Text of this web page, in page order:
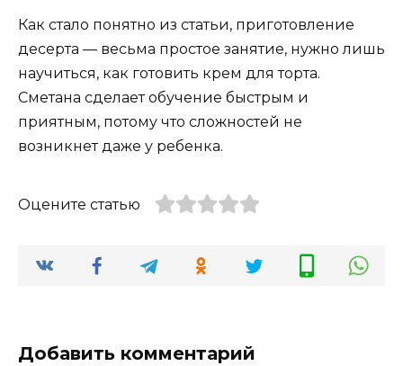
Как стало понятно из статьи, приготовление
десерта — весьма простое занятие, нужно лишь
научиться, как готовить крем для торта.
Сметана сделает обучение быстрым и
приятным, потому что сложностей не
возникнет даже у ребенка.
Оцените статью
Добавить комментарий